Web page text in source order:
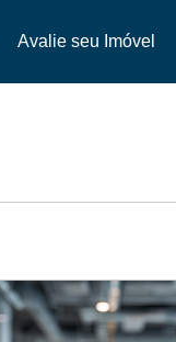
Avalie seu Imóvel